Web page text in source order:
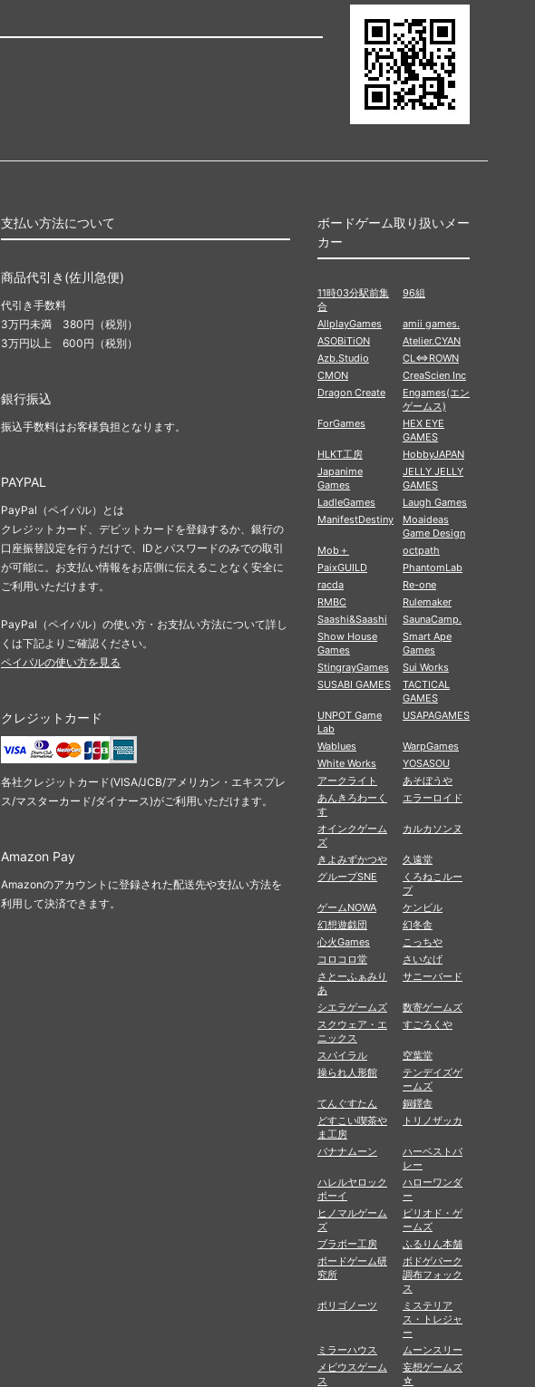
支払い方法について
商品代引き(佐川急便)
代引き手数料
3万円未満 380円（税別）
3万円以上 600円（税別）
銀行振込
振込手数料はお客様負担となります。
PAYPAL
PayPal（ペイパル）とは
クレジットカード、デビットカードを登録するか、銀行の
口座振替設定を行うだけで、IDとパスワードのみでの取引
が可能に。お支払い情報をお店側に伝えることなく安全に
ご利用いただけます。
PayPal（ペイパル）の使い方・お支払い方法について詳し
くは下記よりご確認ください。
ペイパルの使い方を見る
クレジットカード
各社クレジットカード(VISA/JCB/アメリカン・エキスプレ
ス/マスターカード/ダイナース)がご利用いただけます。
Amazon Pay
Amazonのアカウントに登録された配送先や支払い方法を
利用して決済できます。
ボードゲーム取り扱いメー
カー
11時03分駅前集
合
96組
AllplayGames
amii games.
ASOBiTiON
Atelier.CYAN
Azb.Studio
CL⇔ROWN
CMON
CreaScien Inc
Dragon Create
Engames(エン
ゲームス)
ForGames
HEX EYE
GAMES
HLKT工房
HobbyJAPAN
Japanime
Games
JELLY JELLY
GAMES
LadleGames
Laugh Games
ManifestDestiny
Moaideas
Game Design
Mob＋
octpath
PaixGUILD
PhantomLab
racda
Re-one
RMBC
Rulemaker
Saashi&Saashi
SaunaCamp.
Show House
Games
Smart Ape
Games
StingrayGames
Sui Works
SUSABI GAMES
TACTICAL
GAMES
UNPOT Game
Lab
USAPAGAMES
Wablues
WarpGames
White Works
YOSASOU
アークライト
あそぼうや
あんきろわーく
す
エラーロイド
オインクゲーム
ズ
カルカソンヌ
きよみずかつや
久遠堂
グループSNE
くろねこルー
プ
ゲームNOWA
ケンビル
幻想遊戯団
幻冬舎
心火Games
こっちや
コロコロ堂
さいなげ
さとーふぁみり
あ
サニーバード
シエラゲームズ
数寄ゲームズ
スクウェア・エ
ニックス
すごろくや
スパイラル
空葉堂
操られ人形館
テンデイズゲ
ームズ
てんぐすたん
銅鐸舎
どすこい喫茶や
ま工房
トリノザッカ
バナナムーン
ハーベストバ
レー
ハレルヤロック
ボーイ
ハローワンダ
ー
ヒノマルゲーム
ズ
ピリオド・ゲ
ームズ
ブラボー工房
ふるりん本舗
ボードゲーム研
究所
ボドゲパーク
調布フォック
ス
ポリゴノーツ
ミステリア
ス・トレジャ
ー
ミラーハウス
ムーンスリー
メビウスゲーム
ス
妄想ゲームズ
☆